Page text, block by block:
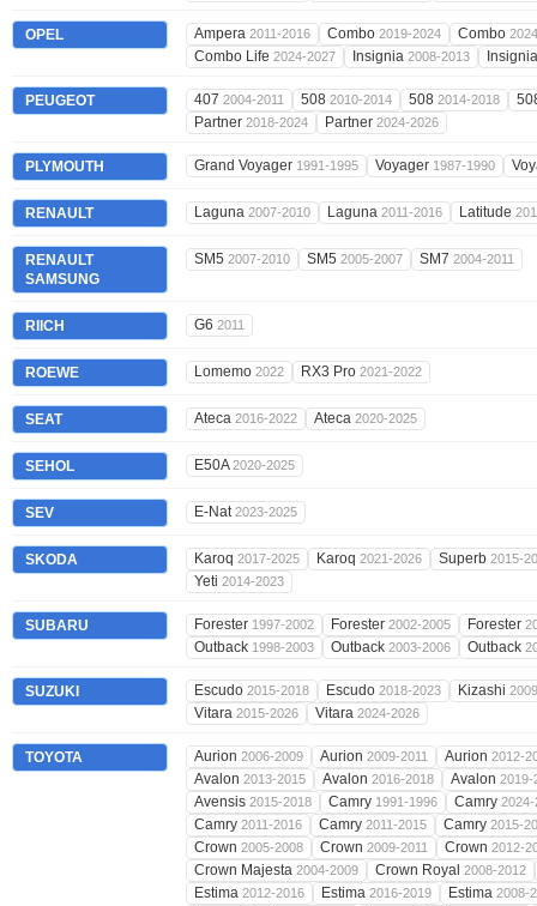
OPEL Ampera 2011-2016 Combo 2019-2024 Combo
Combo Life 2024-2027 Insignia 2008-2013
PEUGEOT 407 2004-2011 508 2010-2014 508 2014-2018
Partner 2018-2024 Partner 2024-2026
PLYMOUTH Grand Voyager 1991-1995 Voyager 1987-1990
RENAULT Laguna 2007-2010 Laguna 2011-2016 Latitude
RENAULT
SAMSUNG
SM5 2007-2010 SM5 2005-2007 SM7 2004-2011
RIICH G6 2011
ROEWE Lomemo 2022 RX3 Pro 2021-2022
SEAT Ateca 2016-2022 Ateca 2020-2025
SEHOL E50A2020-2025
SEV E-Nat2023-2025
SKODA Karoq 2017-2025 Karoq 2021-2026 Superb 2015-
Yeti 2014-2023
SUBARU Forester 1997-2002 Forester 2002-2005 Forester
Outback 1998-2003 Outback 2003-2006 Outback
SUZUKI Escudo 2015-2018 Escudo 2018-2023 Kizashi
Vitara 2015-2026 Vitara 2024-2026
TOYOTA Aurion 2006-2009 Aurion 2009-2011 Aurion 2012-
Avalon 2013-2015 Avalon 2016-2018 Avalon 2019-
Avensis 2015-2018 Camry 1991-1996 Camry 2024-
Camry 2011-2016 Camry 2011-2015 Camry 2015-
Crown 2005-2008 Crown 2009-2011 Crown 2012-
Crown Majesta 2004-2009 Crown Royal 2008-2012
Estima 2012-2016 Estima 2016-2019 Estima 2008-